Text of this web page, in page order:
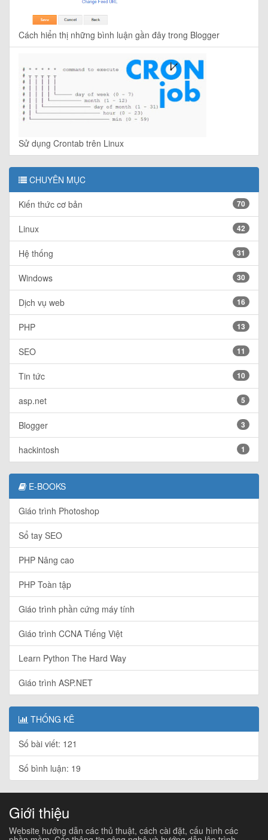
Cách hiển thị những bình luận gần đây trong Blogger
Sử dụng Crontab trên Linux
CHUYÊN MỤC
Kiến thức cơ bản 70
Linux 42
Hệ thống 31
Windows 30
Dịch vụ web 16
PHP 13
SEO 11
Tin tức 10
asp.net 5
Blogger 3
hackintosh 1
E-BOOKS
Giáo trình Photoshop
Sổ tay SEO
PHP Nâng cao
PHP Toàn tập
Giáo trình phần cứng máy tính
Giáo trình CCNA Tiếng Việt
Learn Python The Hard Way
Giáo trình ASP.NET
THỐNG KÊ
Số bài viết: 121
Số bình luận: 19
Giới thiệu
Website hướng dẫn các thủ thuật, cách cài đặt, cấu hình các